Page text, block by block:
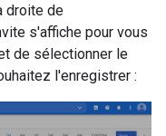
droite de
s'affiche pour vous
de sélectionner le
l'enregistrer :